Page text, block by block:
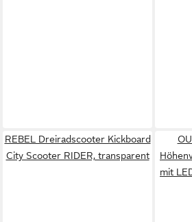
REBEL Dreiradscooter Kickboard
City Scooter RIDER, transparent
mit